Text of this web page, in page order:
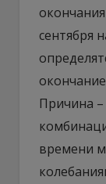
сентября
Причина
времени